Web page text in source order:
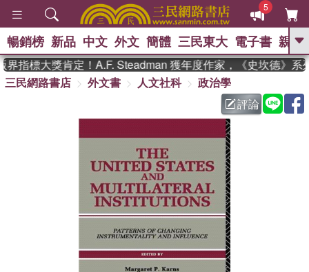
5
GO
熱搜： 東野圭吾 、 高希均教授回憶錄
父親節 、 如果歷
暑期推薦 、 國際布克
方念華
登輝時代 、 數學女孩：黎曼猜想
偉大的迷走神經
暢銷榜 新品 中文 外文 簡體 三民東大 電子書 親子
指標大獎肯定！A.F. Steadman 獲年度作家，《史坎德》系
三民網路書店
外文書 人文社科
政治學
評論